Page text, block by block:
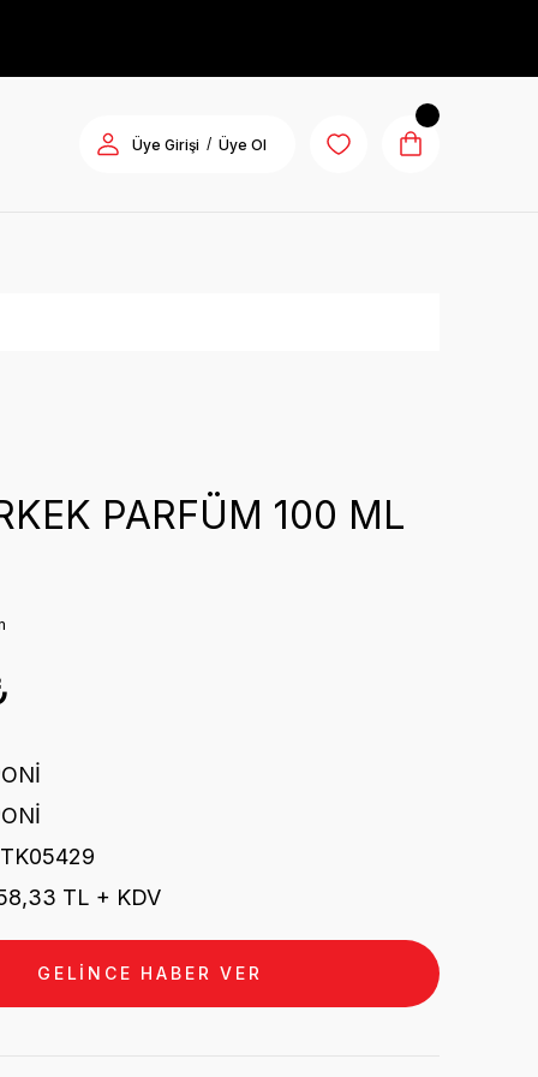
Üye Girişi / Üye Ol
PARFÜM 100 ML
TL + KDV
GELİNCE HABER VER